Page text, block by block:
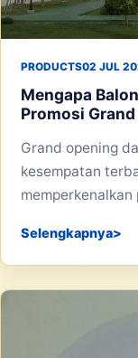
PRODUCTS02 JUL
Mengapa
Promosi
Grand opening
kesempatan
memperkenalkan
Selengkapnya